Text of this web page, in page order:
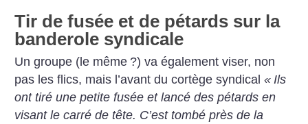
Tir de fusée et de pétards sur la
banderole syndicale
Un groupe (le même ?) va également viser, non
pas les flics, mais l’avant du cortège syndical« Ils
ont tiré une petite fusée et lancé des pétards en
visant le carré de tête. C’est tombé près de la